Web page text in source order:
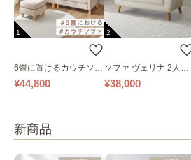
1
6畳に置けるカウチソフ
ァ｜ベージュ
¥44,800
2
ソファ ヴェリナ 2人掛
け
¥38,000
新商品